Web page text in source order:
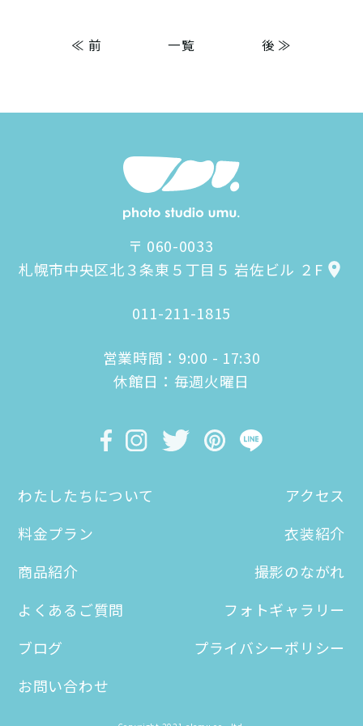
≪ 前 一覧 後 ≫
〒 060-0033
札幌市中央区北３条東５丁目５ 岩佐ビル ２F
011-211-1815
営業時間：9:00 - 17:30
休館日：毎週火曜日
わたしたちについて
アクセス
料金プラン
衣装紹介
商品紹介
撮影のながれ
よくあるご質問
フォトギャラリー
ブログ
プライバシーポリシー
お問い合わせ